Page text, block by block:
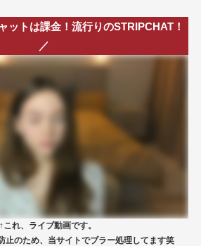
ットは課金！流行りのSTRIPCHAT！
／
れ、ライブ動画です。
止のため、当サイトでブラー処理してます笑